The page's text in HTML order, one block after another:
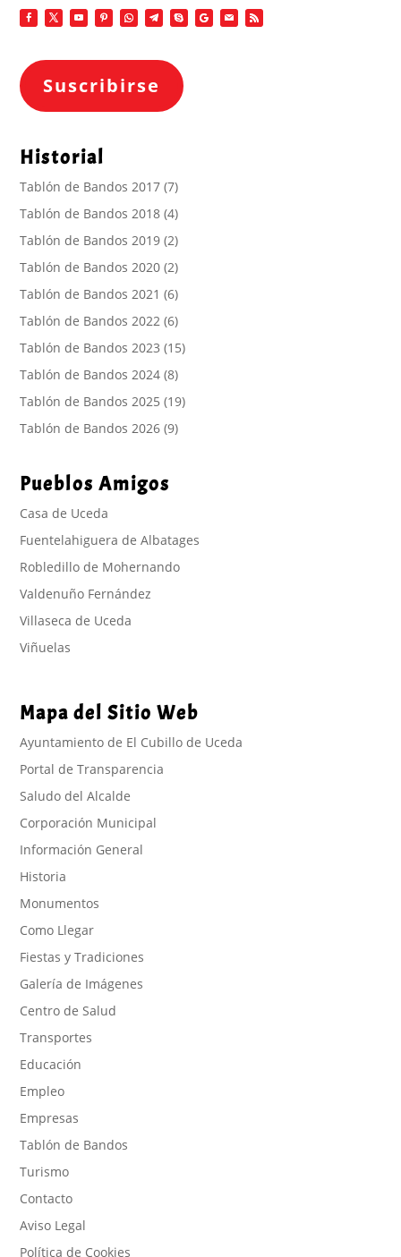
Suscribirse
Historial
Tablón de Bandos 2017 (7)
Tablón de Bandos 2018 (4)
Tablón de Bandos 2019 (2)
Tablón de Bandos 2020 (2)
Tablón de Bandos 2021 (6)
Tablón de Bandos 2022 (6)
Tablón de Bandos 2023 (15)
Tablón de Bandos 2024 (8)
Tablón de Bandos 2025 (19)
Tablón de Bandos 2026 (9)
Pueblos Amigos
Casa de Uceda
Fuentelahiguera de Albatages
Robledillo de Mohernando
Valdenuño Fernández
Villaseca de Uceda
Viñuelas
Mapa del Sitio Web
Ayuntamiento de El Cubillo de Uceda
Portal de Transparencia
Saludo del Alcalde
Corporación Municipal
Información General
Historia
Monumentos
Como Llegar
Fiestas y Tradiciones
Galería de Imágenes
Centro de Salud
Transportes
Educación
Empleo
Empresas
Tablón de Bandos
Turismo
Contacto
Aviso Legal
Política de Cookies